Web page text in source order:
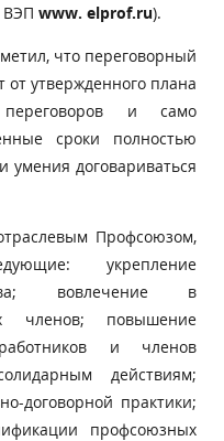
ВЭП www. elprof.ru).
что переговорный
от утвержденного плана
переговоров и само
сроки полностью
умения договариваться
Профсоюзом,
укрепление
вовлечение в
членов; повышение
и членов
действиям;
договорной практики;
профсоюзных